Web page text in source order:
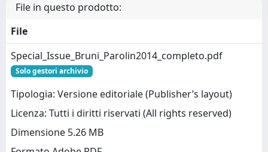
File in questo prodotto:
File
Special_Issue_Bruni_Parolin2014_completo.pdf
Solo gestori archivio
Tipologia: Versione editoriale (Publisher’s layout)
Licenza: Tutti i diritti riservati (All rights reserved)
Dimensione 5.26 MB